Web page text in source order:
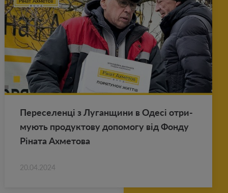
Пе­ре­се­ленці з Лу­ган­щи­ни в Одесі от­ри­
му­ють про­дук­то­ву до­по­мо­гу від Фонду
Ріната Ах­ме­то­ва
20.04.2024